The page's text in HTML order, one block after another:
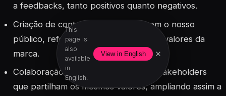
This
page is
also
available
in
English.
View in English ×
a feedbacks, tanto positivos quanto negativos.
Criação de conteúdo que ressoa com o nosso
público, reforçando a identidade e os valores da
marca.
Colaboração com influenciadores e stakeholders
que partilham os mesmos valores, ampliando assim a